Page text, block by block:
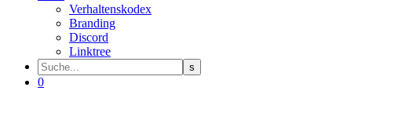
Verhaltenskodex
Branding
Discord
Linktree
0